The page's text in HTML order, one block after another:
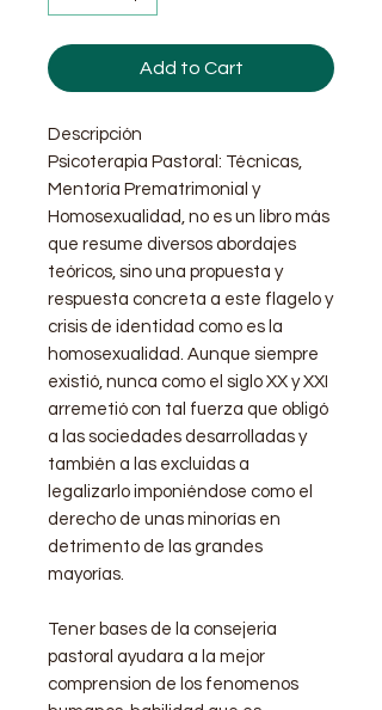
Add to Cart
Descripción
Psicoterapia Pastoral: Técnicas,
Mentoría Prematrimonial y
Homosexualidad, no es un libro más
que resume diversos abordajes
teóricos, sino una propuesta y
respuesta concreta a este flagelo y
crisis de identidad como es la
homosexualidad. Aunque siempre
existió, nunca como el siglo XX y XXI
arremetió con tal fuerza que obligó
a las sociedades desarrolladas y
también a las excluidas a
legalizarlo imponiéndose como el
derecho de unas minorías en
detrimento de las grandes
mayorías.
Tener bases de la consejeria
pastoral ayudara a la mejor
comprension de los fenomenos